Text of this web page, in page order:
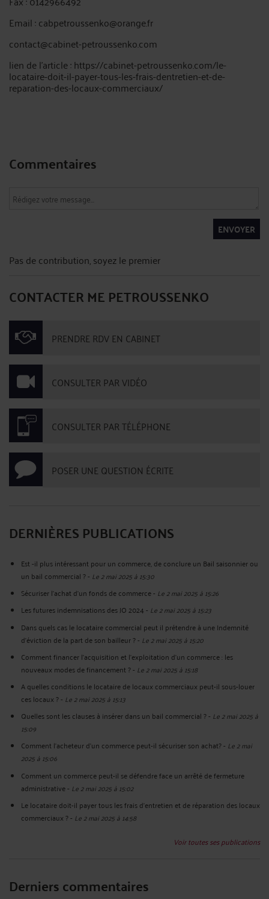
Email : cabpetroussenko@orange.fr
contact@cabinet-petroussenko.com
lien de l'article : https://cabinet-petroussenko.com/le-
locataire-doit-il-payer-tous-les-frais-dentretien-et-de-
reparation-des-locaux-commerciaux/
Commentaires
ENVOYER
Pas de contribution, soyez le premier
CONTACTER ME PETROUSSENKO
PRENDRE RDV EN CABINET
CONSULTER PAR VIDÉO
CONSULTER PAR TÉLÉPHONE
POSER UNE QUESTION ÉCRITE
DERNIÈRES PUBLICATIONS
Est -il plus intéressant pour un commerce, de conclure un Bail saisonnier ou
un bail commercial ?- Le 2 mai 2025 à 15:30
Sécuriser l’achat d’un fonds de commerce- Le 2 mai 2025 à 15:26
Les futures indemnisations des JO 2024- Le 2 mai 2025 à 15:23
Dans quels cas le locataire commercial peut il prétendre à une Indemnité
d’éviction de la part de son bailleur ?- Le 2 mai 2025 à 15:20
Comment financer l’acquisition et l’exploitation d’un commerce : les
nouveaux modes de financement ?- Le 2 mai 2025 à 15:18
A quelles conditions le locataire de locaux commerciaux peut-il sous-louer
ces locaux ?- Le 2 mai 2025 à 15:13
Quelles sont les clauses à insérer dans un bail commercial ?- Le 2 mai 2025 à
15:09
Comment l’acheteur d’un commerce peut-il sécuriser son achat?- Le 2 mai
2025 à 15:06
Comment un commerce peut-il se défendre face un arrêté de fermeture
administrative- Le 2 mai 2025 à 15:02
Le locataire doit-il payer tous les frais d’entretien et de réparation des locaux
commerciaux ?- Le 2 mai 2025 à 14:58
Voir toutes ses publications
Derniers commentaires